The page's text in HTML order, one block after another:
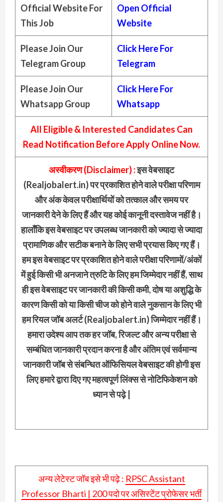
Official Website For
This Job
Open Official
Website
Please Join Our
Telegram Group
Click Here For
Telegram
Please Join Our
Whatsapp Group
Click Here For
Whatsapp
All Eligible & Interested Candidates Can
Read Notification Before Apply Online Now.
अस्वीकरण (Disclaimer) :इस वेबसाइट
(Realjobalert.in) पर प्रकाशित होने वाले परीक्षा परिणाम
और अंक केवल परीक्षार्थियों को तत्काल और समय पर
जानकारी देने के लिए हैं और यह कोई कानूनी दस्तावेज नहीं है।
हालाँकि इस वेबसाइट पर उपलब्ध जानकारी को ज्यादा से ज्यादा
प्रामाणिक और सटीक बनाने के लिए सभी प्रयास किए गए हैं।
हम इस वेबसाइट पर प्रकाशित होने वाले परीक्षा परिणामों/अंकों
में हुई किसी भी अनजाने त्रुटि के लिए हम जिम्मेदार नहीं हैं, साथ
ही इस वेबसाइट पर जानकारी की किसी कमी, दोष या अशुद्धि के
कारण किसी को या किसी चीज को होने वाले नुकसान के लिए भी
हम रियल जॉब अलर्ट (Realjobalert.in) जिम्मेदार नहीं हैं।
हमारा उदेश्य आप तक हर जॉब, रिजल्ट और अन्य परीक्षा से
सम्बंधित जानकारी प्रदान करना है और अंतिम एवं सर्वमान्य
जानकारी जॉब से संबन्धित ऑफिसियल वेबसाइट की होगी इस
लिए हमारे द्वारा दिए गए महत्वपूर्ण लिंक्स से नोटिफिकेशन को
ध्यान से पढ़े |
अन्य लेटेस्ट जॉब इसे भी पढ़े : RPSC Assistant
Professor Bharti | 200 पदो पर असिस्टेंट प्रोफेसर भर्ती